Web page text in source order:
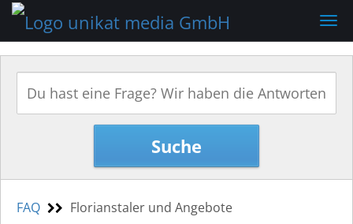
FAQ Florianstaler und Angebote